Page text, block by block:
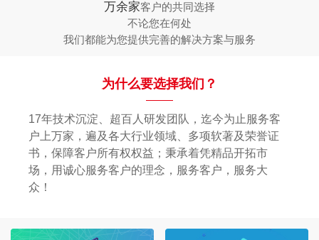
万余家客户的共同选择
不论您在何处
我们都能为您提供完善的解决方案与服务
为什么要选择我们？
17年技术沉淀、超百人研发团队，迄今为止服务客
户上万家，遍及各大行业领域、多项软著及荣誉证
书，保障客户所有权权益；秉承着凭精品开拓市
场，用诚心服务客户的理念，服务客户，服务大
众！